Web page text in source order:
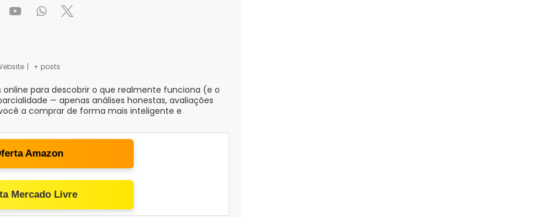
| + posts
para descobrir o que realmente funciona (e o
— apenas análises honestas, avaliações
a comprar de forma mais inteligente e
Amazon
Mercado Livre